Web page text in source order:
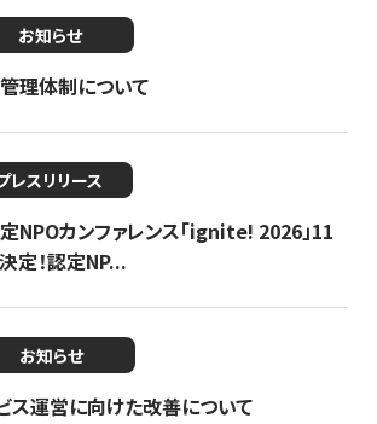
お知らせ
理体制について
レスリリース
NPOカンファレンス「ignite! 2026」11
定！認定NP...
お知らせ
ス運営に向けた改善について